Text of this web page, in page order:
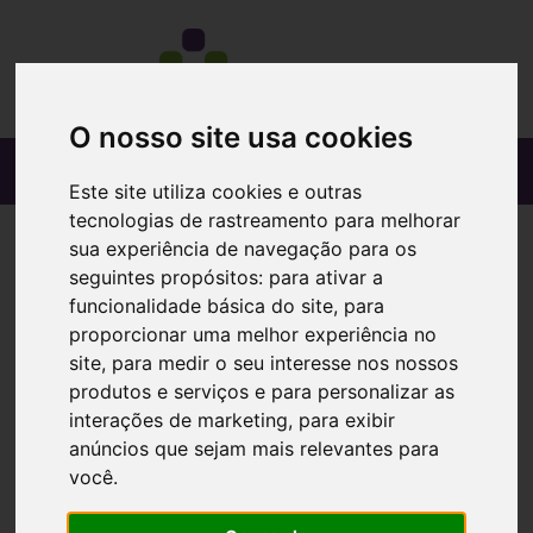
O nosso site usa cookies
Este site utiliza cookies e outras
tecnologias de rastreamento para melhorar
sua experiência de navegação para os
seguintes propósitos: para ativar a
funcionalidade básica do site, para
proporcionar uma melhor experiência no
site, para medir o seu interesse nos nossos
produtos e serviços e para personalizar as
interações de marketing, para exibir
anúncios que sejam mais relevantes para
você.